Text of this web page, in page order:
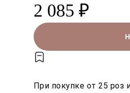
2 085 ₽
При покупке от 25 роз